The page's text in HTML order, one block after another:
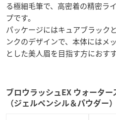
る極細毛筆で、高密着の精密ラ
プです。
パッケージにはキュアブラック
ンクのデザインで、本体にはメ
とした美人眉を目指す方におす
ブロウラッシュEX ウォーター
（ジェルペンシル＆パウダー